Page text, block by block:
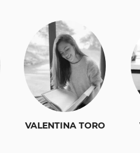
VALENTINA TORO